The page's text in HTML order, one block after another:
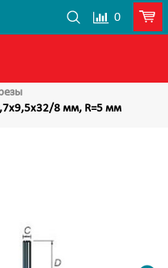
0
8 мм, R=5 мм